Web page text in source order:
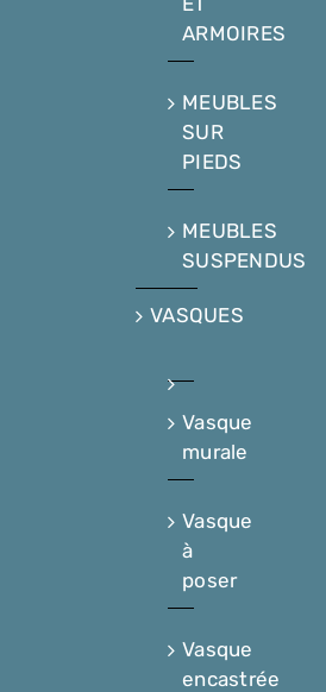
ARMOIRES
MEUBLES
SUR
PIEDS
MEUBLES
SUSPENDUS
VASQUES
Vasque
murale
Vasque
à
poser
Vasque
encastrée